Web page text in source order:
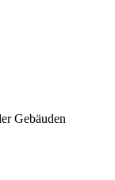
Gebäuden